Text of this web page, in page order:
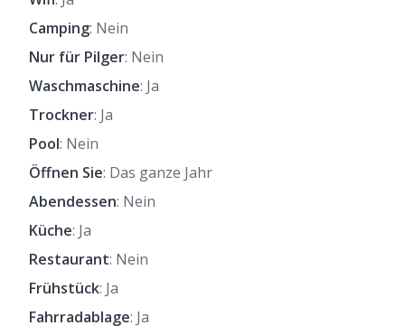
Camping: Nein
Nur für Pilger: Nein
Waschmaschine: Ja
Trockner: Ja
Pool: Nein
Öffnen Sie: Das ganze Jahr
Abendessen: Nein
Küche: Ja
Restaurant: Nein
Frühstück: Ja
Fahrradablage: Ja